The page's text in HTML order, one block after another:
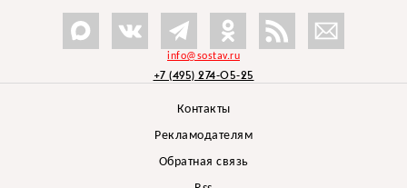
info@sostav.ru
+7 (495) 274-05-25
Контакты
Рекламодателям
Обратная связь